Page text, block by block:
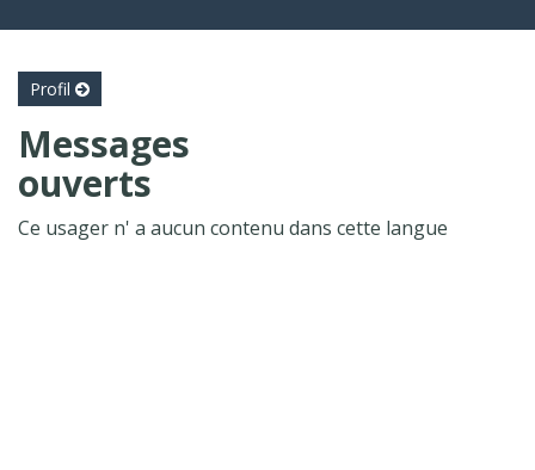
Profil
Messages
ouverts
Ce usager n' a aucun contenu dans cette langue